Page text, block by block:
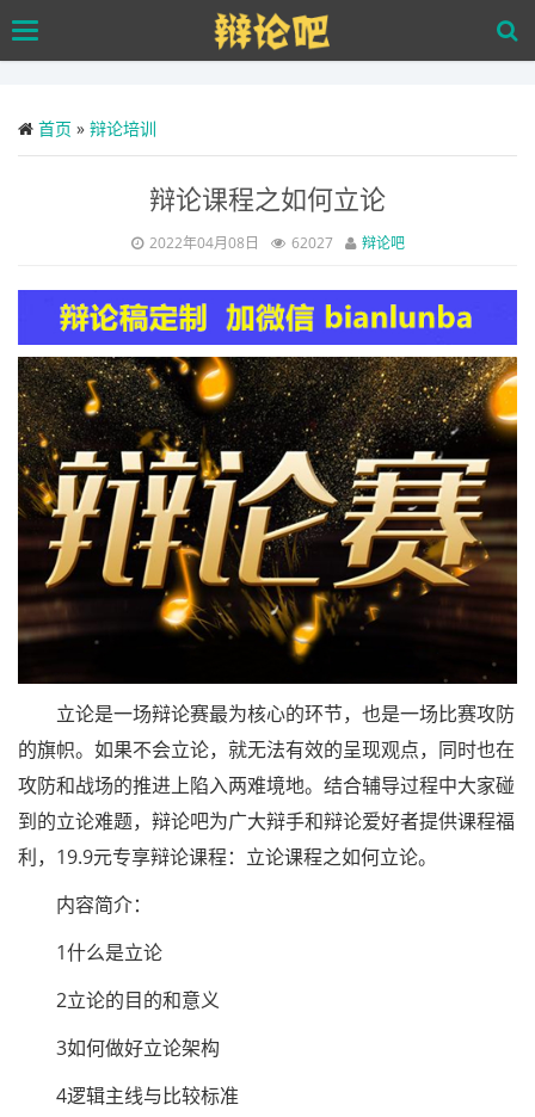
to
main
Toggle
首页 » 辩论培训
辩论课程之如何立论
2022年04月08日 62027 辩论吧
立论是一场辩论赛最为核心的环节，也是一场比赛攻防
的旗帜。如果不会立论，就无法有效的呈现观点，同时也在
攻防和战场的推进上陷入两难境地。结合辅导过程中大家碰
到的立论难题，辩论吧为广大辩手和辩论爱好者提供课程福
利，19.9元专享辩论课程：立论课程之如何立论。
内容简介：
1什么是立论
2立论的目的和意义
3如何做好立论架构
4逻辑主线与比较标准